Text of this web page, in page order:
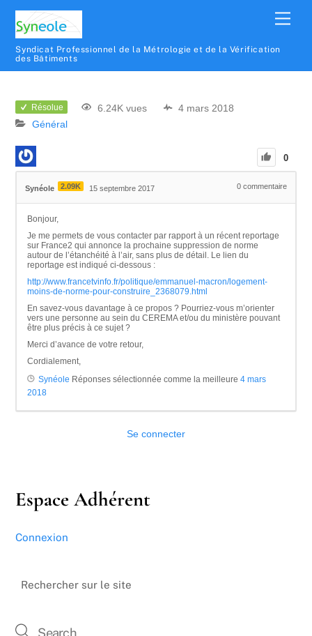
Syndicat Professionnel de la Métrologie et de la Vérification
des Bâtiments
Résolue 6.24K vues
4 mars 2018
Général
0
Synéole 2.09K 15 septembre 2017 0commentaire
Bonjour,
Je me permets de vous contacter par rapport à un récent reportage
sur France2 qui annonce la prochaine suppression de norme
autour de l’étanchéité à l’air, sans plus de détail. Le lien du
reportage est indiqué ci-dessous :
http://www.francetvinfo.fr/politique/emmanuel-macron/logement-
moins-de-norme-pour-construire_2368079.html
En savez-vous davantage à ce propos ? Pourriez-vous m’orienter
vers une personne au sein du CEREMA et/ou du ministère pouvant
être plus précis à ce sujet ?
Merci d’avance de votre retour,
Cordialement,
Synéole Réponses sélectionnée comme la meilleure4 mars
2018
Se connecter
Espace Adhérent
Connexion
Rechercher sur le site